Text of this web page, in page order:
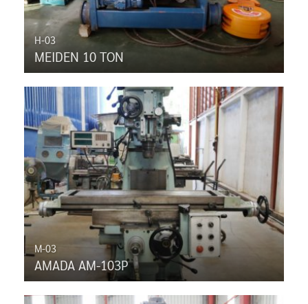
H-03
MEIDEN 10 TON
M-03
AMADA AM-103P